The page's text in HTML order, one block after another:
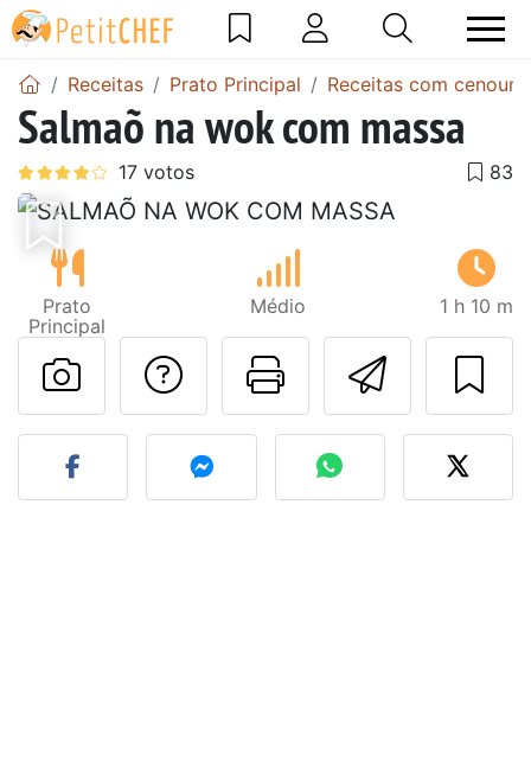
Receitas Prato Principal Receitas com cenoura
Salmaõ na wok com massa
Anterior
Prato
Principal
Médio 1 h 10 m
Imprima
Falar com o autor
Fez esta receita?